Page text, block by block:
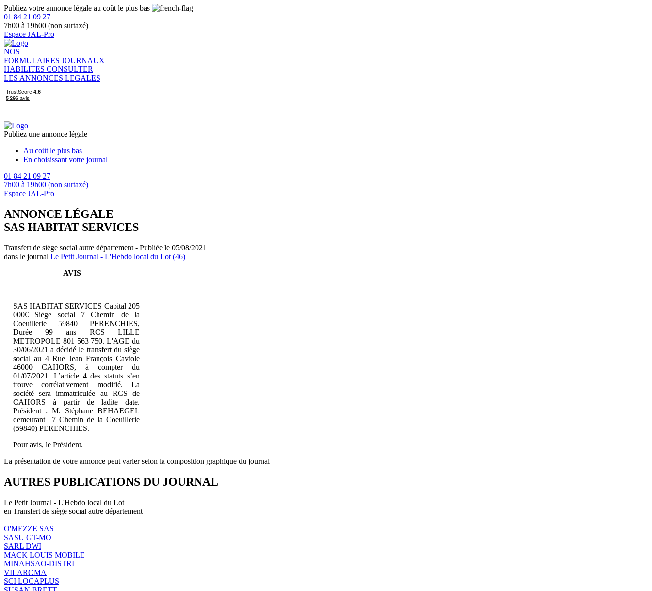
Publiez votre annonce légale au coût le plus bas
01 84 21 09 27
7h00 à 19h00 (non surtaxé)
Espace JAL-Pro
NOS
FORMULAIRES JOURNAUX
HABILITES CONSULTER
LES ANNONCES LEGALES
Publiez une annonce légale
Au coût le plus bas
En choisissant votre journal
01 84 21 09 27
7h00 à 19h00 (non surtaxé)
Espace JAL-Pro
ANNONCE LÉGALE
SAS HABITAT SERVICES
Transfert de siège social autre département - Publiée le 05/08/2021
dans le journal Le Petit Journal - L'Hebdo local du Lot (46)
AVIS
SAS HABITAT SERVICES Capital 205
000€ Siège social 7 Chemin de la
Coeuillerie 59840 PERENCHIES,
Durée 99 ans RCS LILLE
METROPOLE 801 563 750. L'AGE du
30/06/2021 a décidé le transfert du siège
social au 4 Rue Jean François Caviole
46000 CAHORS, à compter du
01/07/2021. L’article 4 des statuts s’en
trouve corrélativement modifié. La
société sera immatriculée au RCS de
CAHORS à partir de ladite date.
Président : M. Stéphane BEHAEGEL
demeurant 7 Chemin de la Coeuillerie
(59840) PERENCHIES.
Pour avis, le Président.
La présentation de votre annonce peut varier selon la composition graphique du journal
AUTRES PUBLICATIONS DU JOURNAL
Le Petit Journal - L'Hebdo local du Lot
en Transfert de siège social autre département
O'MEZZE SAS
SASU GT-MO
SARL DWI
MACK LOUIS MOBILE
MINAHSAO-DISTRI
VILAROMA
SCI LOCAPLUS